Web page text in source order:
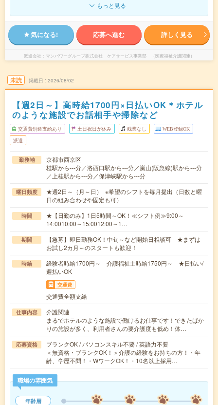
もっと見る
気になる! 応募へ進む 詳しく見る
派遣会社 マンパワーグループ株式会社 ケアサービス事業部 （医療福祉介護関連）
未読 掲載日 2026/08/02
【週2日～】高時給1700円×日払いOK＊ホテル
のような施設でお話相手や掃除など
交通費別途支給あり 土日祝日が休み 残業なし WEB登録OK
派遣
勤務地
京都市西京区
桂駅から---分／洛西口駅から---分／嵐山(阪急線)駅から---分
／上桂駅から---分／保津峡駅から---分
曜日頻度
★週2日～（月～日） ※希望のシフトを毎月提出（日数と曜
日の組み合わせや固定も可）
時間
★【日勤のみ】1日5時間～OK！≪シフト例≫9:00～
14:0010:00～15:0012:00～1…
期間
【急募】即日勤務OK！中旬～など開始日相談可 ★まずは
お試し2カ月～のスタートも歓迎！
時給
経験者時給1700円～ 介護福祉士時給1750円～ ★日払い/
週払いOK
交通費
交通費全額支給
仕事内容
介護関連
まるでホテルのような施設で働けるお仕事です！できたばか
りの施設が多く、利用者さんの要介護度も低め！体…
応募資格
ブランクOK / パソコンスキル不要 / 英語力不要
＜無資格・ブランクOK！＞介護の経験をお持ちの方！・年
齢、学歴不問！・WワークOK！・10名以上採用…
職場の雰囲気
年齢層